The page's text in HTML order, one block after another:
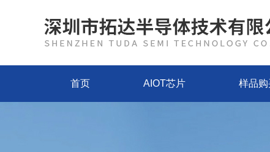
首页 AIOT芯片 样品购